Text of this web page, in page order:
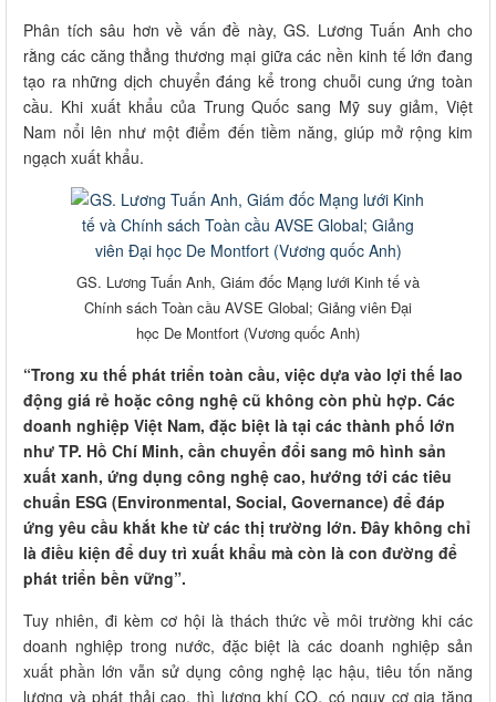
Phân tích sâu hơn về vấn đề này, GS. Lương Tuấn Anh cho
rằng các căng thẳng thương mại giữa các nền kinh tế lớn đang
tạo ra những dịch chuyển đáng kể trong chuỗi cung ứng toàn
cầu. Khi xuất khẩu của Trung Quốc sang Mỹ suy giảm, Việt
Nam nổi lên như một điểm đến tiềm năng, giúp mở rộng kim
ngạch xuất khẩu.
GS. Lương Tuấn Anh, Giám đốc Mạng lưới Kinh tế và
Chính sách Toàn cầu AVSE Global; Giảng viên Đại
học De Montfort (Vương quốc Anh)
“Trong xu thế phát triển toàn cầu, việc dựa vào lợi thế lao
động giá rẻ hoặc công nghệ cũ không còn phù hợp. Các
doanh nghiệp Việt Nam, đặc biệt là tại các thành phố lớn
như TP. Hồ Chí Minh, cần chuyển đổi sang mô hình sản
xuất xanh, ứng dụng công nghệ cao, hướng tới các tiêu
chuẩn ESG (Environmental, Social, Governance) để đáp
ứng yêu cầu khắt khe từ các thị trường lớn. Đây không chỉ
là điều kiện để duy trì xuất khẩu mà còn là con đường để
phát triển bền vững”.
Tuy nhiên, đi kèm cơ hội là thách thức về môi trường khi các
doanh nghiệp trong nước, đặc biệt là các doanh nghiệp sản
xuất phần lớn vẫn sử dụng công nghệ lạc hậu, tiêu tốn năng
lượng và phát thải cao, thì lượng khí CO có nguy cơ gia tăng